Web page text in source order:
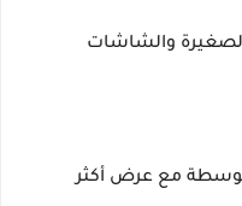
والشاشات
مع عرض أكثر